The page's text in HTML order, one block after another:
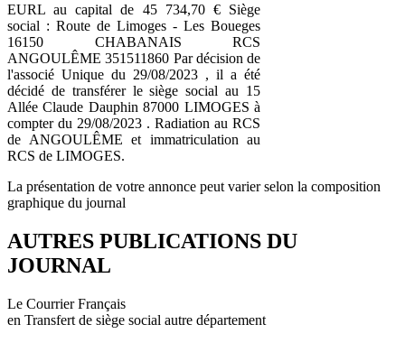
EURL au capital de 45 734,70 € Siège
social : Route de Limoges - Les Boueges
16150 CHABANAIS RCS
ANGOULÊME 351511860 Par décision de
l'associé Unique du 29/08/2023 , il a été
décidé de transférer le siège social au 15
Allée Claude Dauphin 87000 LIMOGES à
compter du 29/08/2023 . Radiation au RCS
de ANGOULÊME et immatriculation au
RCS de LIMOGES.
La présentation de votre annonce peut varier selon la composition
graphique du journal
AUTRES PUBLICATIONS DU
JOURNAL
Le Courrier Français
en Transfert de siège social autre département